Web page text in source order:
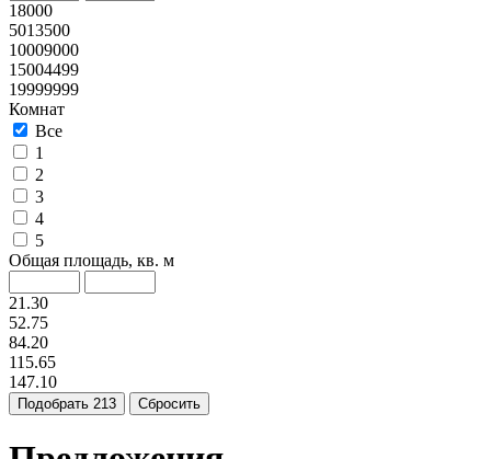
18000
5013500
10009000
15004499
19999999
Комнат
Все
1
2
3
4
5
Общая площадь, кв. м
21.30
52.75
84.20
115.65
147.10
Подобрать 213 Сбросить